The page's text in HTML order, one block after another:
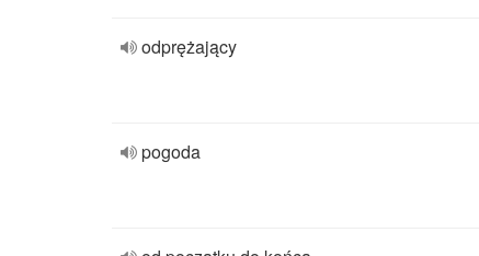
odprężający
pogoda